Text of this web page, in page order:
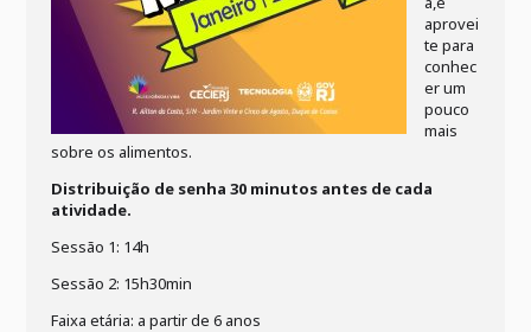
aprovei
te para
conhec
er um
pouco
mais
sobre os alimentos.
Distribuição de senha 30 minutos antes de cada
atividade.
Sessão 1: 14h
Sessão 2: 15h30min
Faixa etária: a partir de 6 anos